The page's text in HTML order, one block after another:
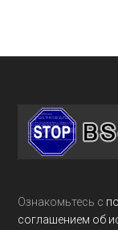
Footer
Ознакомьтесь с
соглашением об